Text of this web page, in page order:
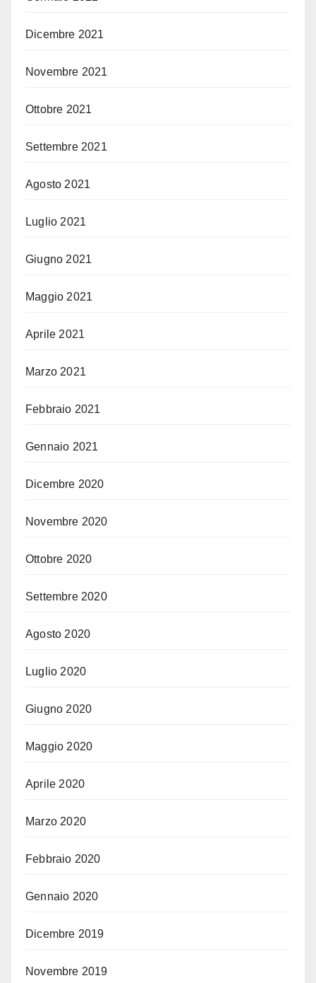
Dicembre 2021
Novembre 2021
Ottobre 2021
Settembre 2021
Agosto 2021
Luglio 2021
Giugno 2021
Maggio 2021
Aprile 2021
Marzo 2021
Febbraio 2021
Gennaio 2021
Dicembre 2020
Novembre 2020
Ottobre 2020
Settembre 2020
Agosto 2020
Luglio 2020
Giugno 2020
Maggio 2020
Aprile 2020
Marzo 2020
Febbraio 2020
Gennaio 2020
Dicembre 2019
Novembre 2019